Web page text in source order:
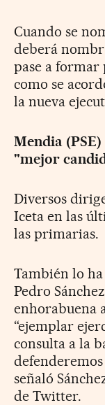
Cuando se
deberá
pase a formar
como se
la nueva
Mendia
"mejor
Diversos
Iceta en las
las primarias.
También lo
Pedro
enhorabuena
“ejemplar
consulta a la
señaló
de Twitter.